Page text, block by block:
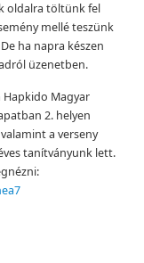
oldalra töltünk fel
mellé teszünk
ha napra készen
üzenetben.
Hapkido Magyar
2. helyen
a verseny
tanítványunk lett.